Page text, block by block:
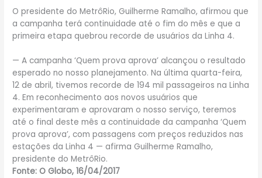
O presidente do MetrôRio, Guilherme Ramalho, afirmou que
a campanha terá continuidade até o fim do mês e que a
primeira etapa quebrou recorde de usuários da Linha 4.
— A campanha ‘Quem prova aprova’ alcançou o resultado
esperado no nosso planejamento. Na última quarta-feira,
12 de abril, tivemos recorde de 194 mil passageiros na Linha
4. Em reconhecimento aos novos usuários que
experimentaram e aprovaram o nosso serviço, teremos
até o final deste mês a continuidade da campanha ‘Quem
prova aprova’, com passagens com preços reduzidos nas
estações da Linha 4 — afirma Guilherme Ramalho,
presidente do MetrôRio.
Fonte: O Globo, 16/04/2017